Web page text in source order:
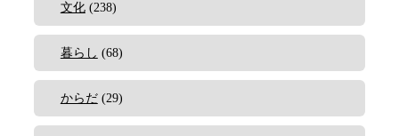
文化(238)
暮らし (68)
からだ(29)